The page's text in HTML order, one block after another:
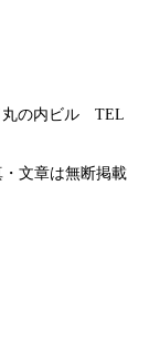
丸の内ビル TEL
文章は無断掲載